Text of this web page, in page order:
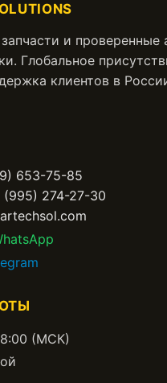
и проверенные
Глобальное
клиентов в
653-75-85
(995) 274-27-30
(МСК)